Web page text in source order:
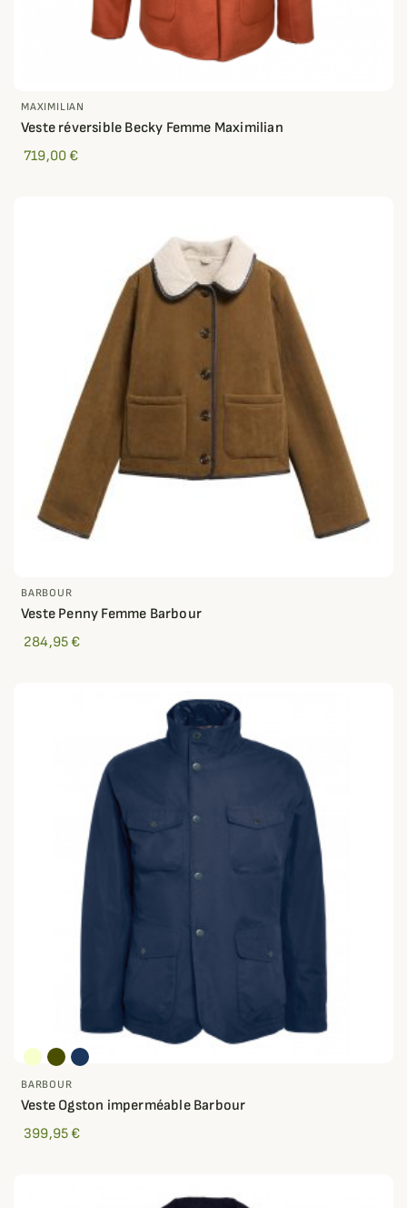
MAXIMILIAN
Veste réversible Becky Femme Maximilian
719,00 €
BARBOUR
Veste Penny Femme Barbour
284,95 €
BARBOUR
Veste Ogston imperméable Barbour
399,95 €